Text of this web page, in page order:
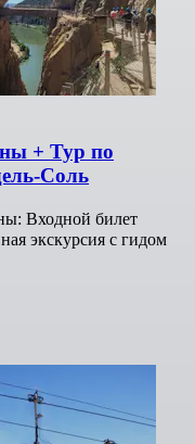
+ Тур по
Соль
Входной билет
экскурсия с гидом